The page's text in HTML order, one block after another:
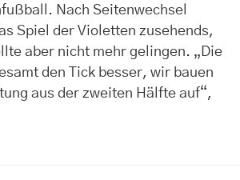
Nach Seitenwechsel
Spiel der Violetten zusehends,
aber nicht mehr gelingen. „Die
den Tick besser, wir bauen
aus der zweiten Hälfte auf“,